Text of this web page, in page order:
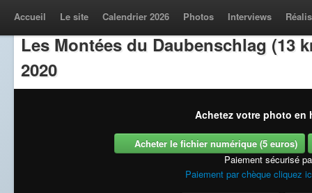
Accueil Le site Calendrier 2026 Photos Interviews
Les Montées du Daubenschlag (13
2020
Achetez votre photo en
Acheter le fichier numérique (5 euros)
Paiement sécurisé
Paiement par chèque cliquez